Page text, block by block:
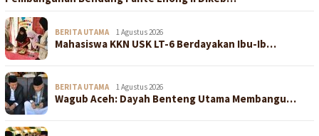
BERITA UTAMA 1 Agustus 2026
Mahasiswa KKN USK LT-6 Berdayakan Ibu-Ib…
BERITA UTAMA 1 Agustus 2026
Wagub Aceh: Dayah Benteng Utama Membangu…